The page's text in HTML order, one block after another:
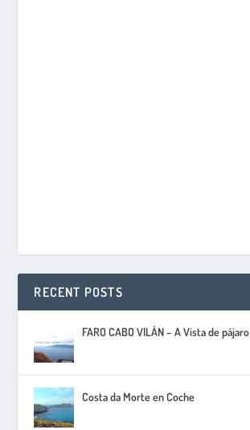
RECENT POSTS
FARO CABO VILÁN – A Vista de pájaro
Costa da Morte en Coche